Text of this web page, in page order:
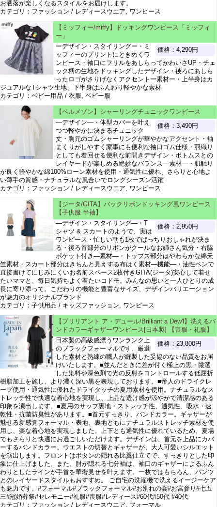
お洒落が楽しくなるスタイルをお届けします。
カテゴリ：ファッション / レディースウエア, ワンピース
【ミッフィー/miffy】ドッキングワンピース「ミッフィ
ー」
価格：4,290円
ーデザイン・スタイリングー・ミ
ッフィーのプリントにときめくワ
ンピース・袖口にフリルをあしらってかわいさUP・チェ
ック柄の生地をドッキングしたデザイン・後ろにあしら
ったロゴがさりげなくアクセントー素材ー・上半身はカ
ジュアルなTシャツ生地、下半身はふんわり軽やかな素材
カテゴリ：ベビー用品 / 衣服, ベビー服
【ベルメゾン】シャーリングチュニックワンピース
価格：3,490円
―デザイン―・体型カバーを叶え
つつ軽やかに決まるチュニック
丈・胸元のゴムシャーリングが華やかなアクセント・袖
まくりがしやすく家事にも便利な袖口ゴム仕様・羽織り
としても着回せる便利な前開きデザイン・ボトムスとの
レイヤードが楽しめる絶妙なバランス―素材―・肌触り
が良く軽やかな綿100%ローン素材を使用・通気性に優れ、さらりと心地よ
い薄手の質感・ナチュラルな風合いでロングシーズン活躍
カテゴリ：ファッション / レディースウエア, ワンピース
【ジータ/GITA】バックリボンドッキング風ワンピース
【子供服 半袖】
価格：2,950円
―デザイン・スタイリング―・T
シャツ & スカートのようで、実は
ワンピース・忙しい朝も1枚でばっちりおしゃれが決ま
る・後ろ首部分のリボンがクールなお姉さん気分・右脇
ポケット付き―素材―・トップス部分はやわらかな綿天
竺素材・スカート部分はきちんと見えする布はく素材―機能―・油性ペンで
直接書けてにじみにくいお名前スペース2枚付きGITA(ジータ)安心して着せ
たいママと、毎日気持ちよく着たいコドモ。みんなの思いと一人ひとりの成
長に寄り添って。こだわりの機能と豊富なサイズ、デザインバリエーション
が魅力のオリジナルブランド
カテゴリ：子供用品 / キッズファッション, ワンピース
【ブリリアント ア・デュール/Brilliant a Dew'l】洗えるバ
ンドカラーギャザーワンピース[日本製] 【喪服・礼服】
価格：23,800円
日本製の高級感漂うワンランク上
のブラックフォーマルです。厳選
した素材と熟練の職人が縫製した妥協のない品質をお届
けいたします。■並んだときに差が付く極上の黒・厳選
した染料や深色剤で光の反射をコントロールする低屈折
樹脂加工を施し、より濃く深い黒を表現しております。■帝人のドライクレ
ープ使用・通気性に優れたドライタッチの夏用素材を使用。ナチュラルなス
トレッチ性で快適な着心地を実現し、上品な透け感が涼やかで清潔感のある
印象を演出します。■夏用のサップ裏地・ストレッチ性、通気性、吸水・速
乾性・抗菌防臭性があります。■首元すっきり、バンドカラー。ギャザーが
魅せる新感覚フォーマル・表地、裏地ともにナチュラルストレッチ素材を使
用し、楽な着心地を実現しました。上下とも通気性に優れているため、夏場
でもさらりと快適にお過ごしいただけます。デザインは、首元を上品にカバ
ーするバンドカラー。ウエストの切替とギャザーが、大人可愛いシルエット
を演出します。フロントはボタンの隠れる比翼仕立てで、すっきりとした印
象に仕上げました。また、肘が隠れる七分袖は、袖口のギャザーによるふん
わりとしたラインが手首を華奢見せを叶えます。一枚ではもちろん、パンツ
とのレイヤードスタイルもおすすめ。 ご自宅の洗濯機で洗えるイージーケア
も魅力です。#フォーマル#ブラックフォーマル#お別れの会#お宮参り#七五
三#冠婚葬祭#セレモニー#礼服#喪服#レディース#60代#50代 #40代
カテゴリ：ファッション / レディースウエア, フォーマル